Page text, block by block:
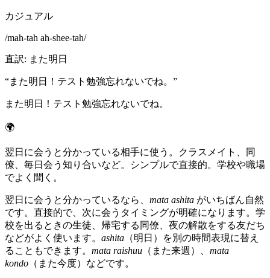
カジュアル
/mah-tah ah-shee-tah/
直訳: また明日
“また明日！テスト勉強忘れないでね。 ”
また明日！テスト勉強忘れないでね。
🌍
翌日に会うと分かっている相手に使う。クラスメイト、同
僚、毎日会う知り合いなど。シンプルで直接的。学校や職場
でよく聞く。
翌日に会うと分かっているなら、 mata ashita がいちばん自然
です。直接的で、次に会うタイミングが明確になります。学
校を出るときの生徒、帰宅する同僚、夜の解散をする友だち
などがよく使います。 ashita （明日）を別の時間表現に替え
ることもできます。 mata raishuu （また来週）、 mata
kondo （また今度）などです。